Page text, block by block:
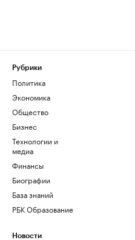
Рубрики
Политика
Экономика
Общество
Бизнес
Технологии и
медиа
Финансы
Биографии
База знаний
РБК Образование
Новости